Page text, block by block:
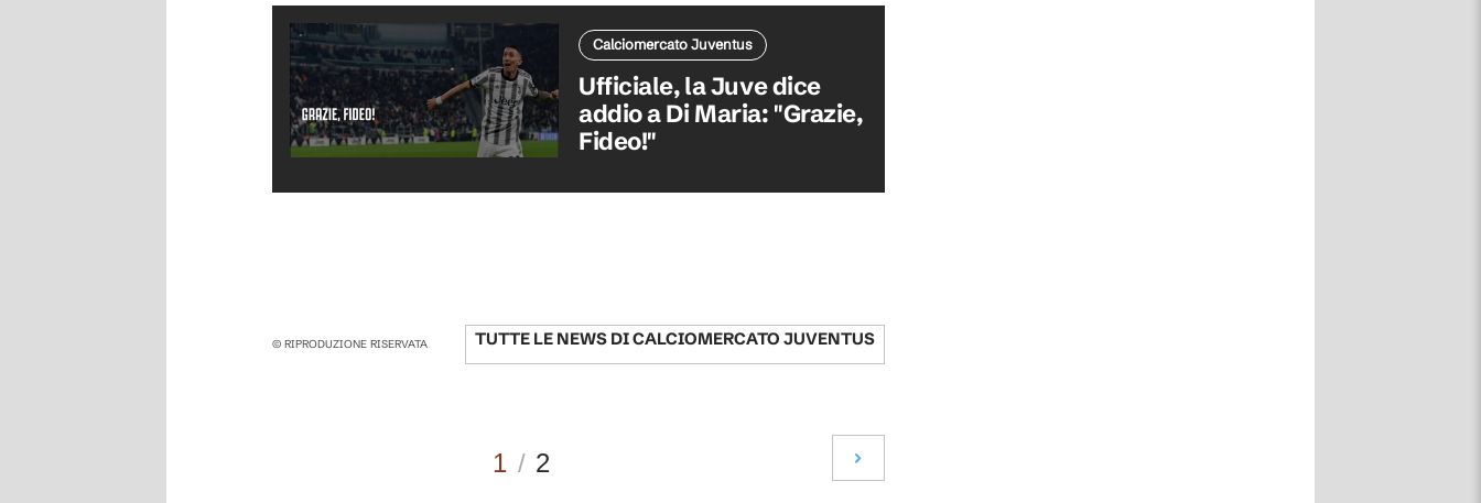
Calciomercato Juventus
Ufficiale, la Juve dice
addio a Di Maria: "Grazie,
Fideo!"
© RIPRODUZIONE RISERVATA TUTTE LE NEWS DICALCIOMERCATO JUVENTUS
1 / 2